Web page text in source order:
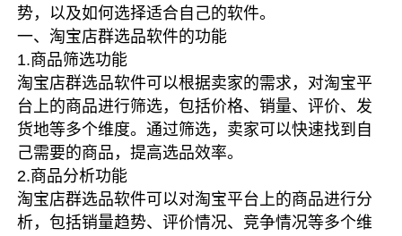
势，以及如何选择适合自己的软件。
一、淘宝店群选品软件的功能
1.商品筛选功能
淘宝店群选品软件可以根据卖家的需求，对淘宝平
台上的商品进行筛选，包括价格、销量、评价、发
货地等多个维度。通过筛选，卖家可以快速找到自
己需要的商品，提高选品效率。
2.商品分析功能
淘宝店群选品软件可以对淘宝平台上的商品进行分
析，包括销量趋势、评价情况、竞争情况等多个维